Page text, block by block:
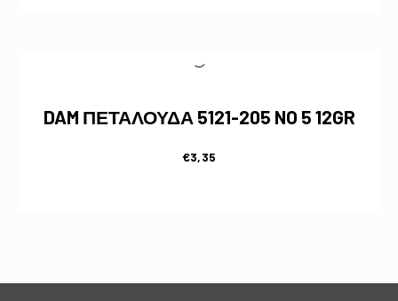
DAM ΠΕΤΑΛΟΥΔΑ 5121-205 NO 5 12GR
€3,35